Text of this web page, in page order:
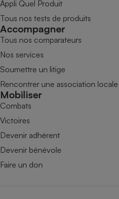
Appli Quel Produit
Tous nos tests de produits
Accompagner
Tous nos comparateurs
Nos services
Soumettre un litige
Rencontrer une association locale
Mobiliser
Combats
Victoires
Devenir adhérent
Devenir bénévole
Faire un don